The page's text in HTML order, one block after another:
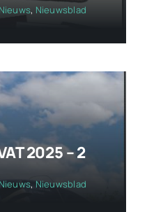
Nieuws, Nieuwsblad
2025 – 2
Nieuws,Nieuwsblad